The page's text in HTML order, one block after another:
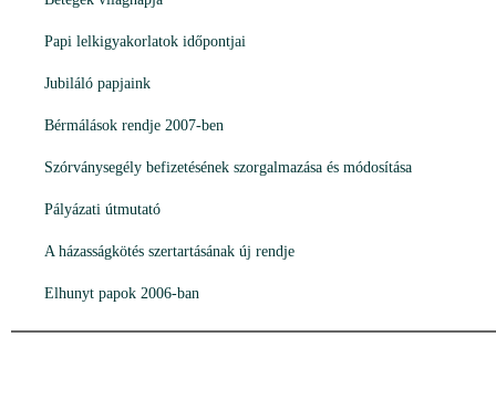
Papi lelkigyakorlatok időpontjai
Jubiláló papjaink
Bérmálások rendje 2007-ben
Szórványsegély befizetésének szorgalmazása és módosítása
Pályázati útmutató
A házasságkötés szertartásának új rendje
Elhunyt papok 2006-ban